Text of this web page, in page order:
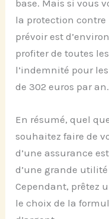
base. Mais si vous
la protection contre
prévoir est
profiter de toutes
l’indemnité pour
de 302 euros par an.
En résumé, quel
souhaitez faire de
d’une assurance
d’une grande
Cependant, prêtez
le choix de la